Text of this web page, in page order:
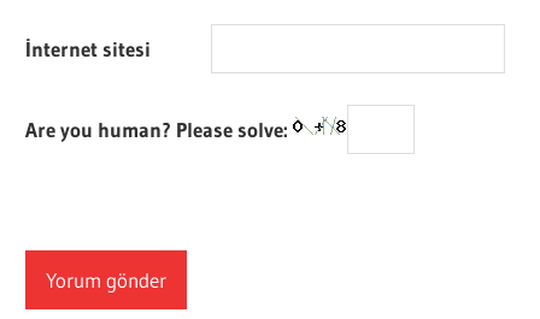
İnternet sitesi
Are you human? Please solve: